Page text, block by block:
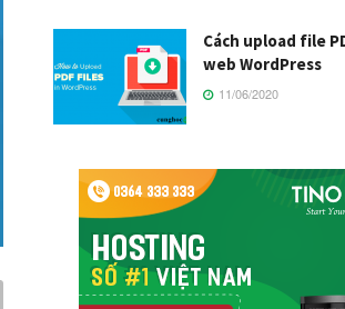
Cách upload file
web WordPress
11/06/2020